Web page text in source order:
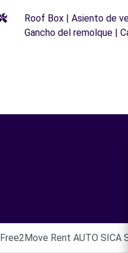
Roof Box | Asiento de
Gancho del remolque |
Free2Move Rent AUTO SICA